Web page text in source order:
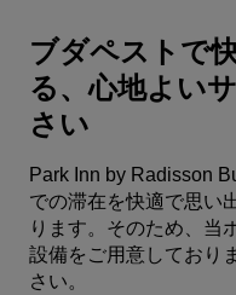
ブダペストで
る、心地よい
さい
Park Inn by Radisson
での滞在を快適で思い
ります。そのため、当
設備をご用意しており
さい。